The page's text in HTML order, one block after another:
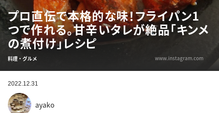
プロ直伝で本格的な味！フライパン1
つで作れる。甘辛いタレが絶品「キンメ
の煮付け」レシピ
料理・グルメ www.instagram.com
2022.12.31
ayako